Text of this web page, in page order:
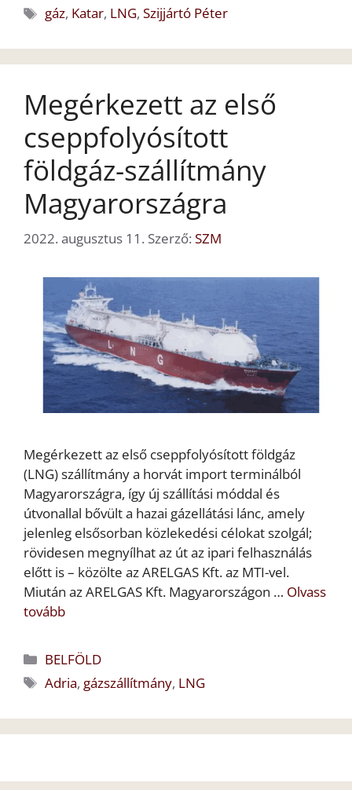
Címkék
gáz, Katar, LNG,Szijjártó Péter
Megérkezett az első
cseppfolyósított
földgáz-szállítmány
Magyarországra
2022. augusztus 11. Szerző: SZM
Megérkezett az első cseppfolyósított földgáz
(LNG) szállítmány a horvát import terminálból
Magyarországra, így új szállítási móddal és
útvonallal bővült a hazai gázellátási lánc, amely
jelenleg elsősorban közlekedési célokat szolgál;
rövidesen megnyílhat az út az ipari felhasználás
előtt is – közölte az ARELGAS Kft. az MTI-vel.
Miután az ARELGAS Kft. Magyarországon … Olvass
tovább
Kategória
BELFÖLD
Címkék
Adria, gázszállítmány, LNG